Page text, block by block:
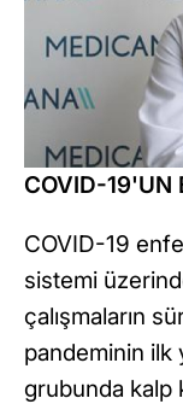
COVID-19'UN
COVID-19
sistemi
çalışmaların
pandeminin ilk
grubunda kalp